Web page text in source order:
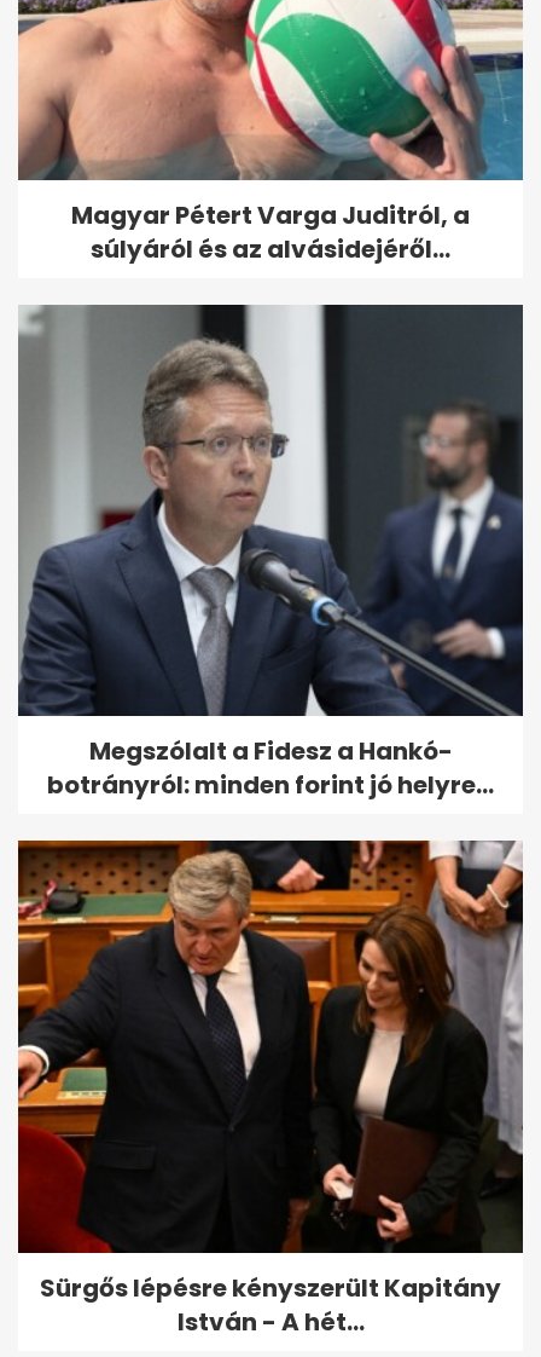
Magyar Pétert Varga Juditról, a
súlyáról és az alvásidejéről...
Megszólalt a Fidesz a Hankó-
botrányról: minden forint jó helyre...
Sürgős lépésre kényszerült Kapitány
István - A hét...